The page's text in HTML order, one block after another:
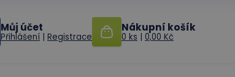
Můj účet
Přihlášení | Registrace
Nákupní košík
0 ks | 0,00 Kč